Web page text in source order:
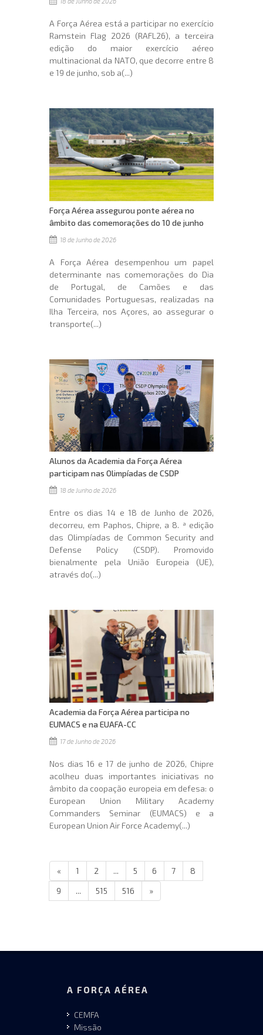
A Força Aérea está a participar no exercício
Ramstein Flag 2026 (RAFL26), a terceira
edição do maior exercício aéreo
multinacional da NATO, que decorre entre 8
e 19 de junho, sob a(...)
Força Aérea assegurou ponte aérea no
âmbito das comemorações do 10 de junho
18 de Junho de 2026
A Força Aérea desempenhou um papel
determinante nas comemorações do Dia
de Portugal, de Camões e das
Comunidades Portuguesas, realizadas na
Ilha Terceira, nos Açores, ao assegurar o
transporte(...)
Alunos da Academia da Força Aérea
participam nas Olimpíadas de CSDP
18 de Junho de 2026
Entre os dias 14 e 18 de Junho de 2026,
decorreu, em Paphos, Chipre, a 8. ª edição
das Olimpíadas de Common Security and
Defense Policy (CSDP). Promovido
bienalmente pela União Europeia (UE),
através do(...)
Academia da Força Aérea participa no
EUMACS e na EUAFA-CC
17 de Junho de 2026
Nos dias 16 e 17 de junho de 2026, Chipre
acolheu duas importantes iniciativas no
âmbito da coopação europeia em defesa: o
European Union Military Academy
Commanders Seminar (EUMACS) e a
European Union Air Force Academy(...)
« 1 2 ... 5 6 7
8
9
... 515 516 »
A FORÇA AÉREA
CEMFA
Missão